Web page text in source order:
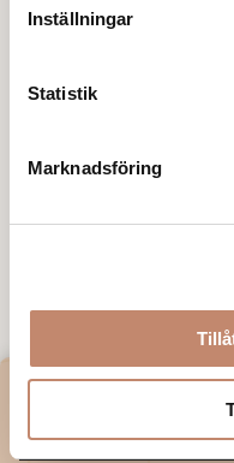
Inställningar
Statistik
Marknadsföring